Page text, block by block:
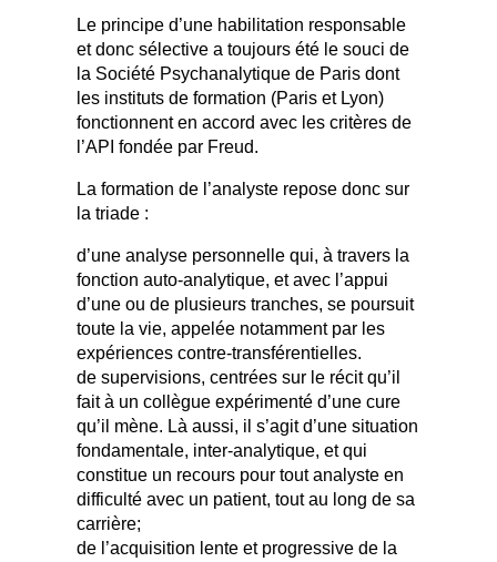
Le principe d’une habilitation responsable
et donc sélective a toujours été le souci de
la Société Psychanalytique de Paris dont
les instituts de formation (Paris et Lyon)
fonctionnent en accord avec les critères de
l’API fondée par Freud.
La formation de l’analyste repose donc sur
la triade :
d’une analyse personnelle qui, à travers la
fonction auto-analytique, et avec l’appui
d’une ou de plusieurs tranches, se poursuit
toute la vie, appelée notamment par les
expériences contre-transférentielles.
de supervisions, centrées sur le récit qu’il
fait à un collègue expérimenté d’une cure
qu’il mène. Là aussi, il s’agit d’une situation
fondamentale, inter-analytique, et qui
constitue un recours pour tout analyste en
difficulté avec un patient, tout au long de sa
carrière;
de l’acquisition lente et progressive de la